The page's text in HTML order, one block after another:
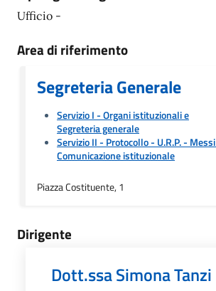
Ufficio -
Area di riferimento
Segreteria Generale
Servizio I - Organi istituzionali e
Segreteria generale
Servizio II - Protocollo - U.R.P. - Messi
Comunicazione istituzionale
Piazza Costituente, 1
Dirigente
Dott.ssa Simona Tanzi